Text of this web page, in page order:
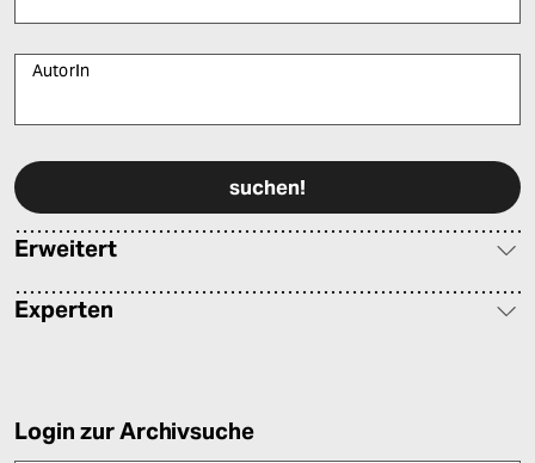
AutorIn
Erweitert
Experten
Login zur Archivsuche